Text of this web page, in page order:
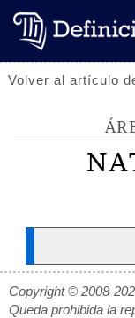
Volver al artículo
Copyright © 2008-
Queda prohibida la